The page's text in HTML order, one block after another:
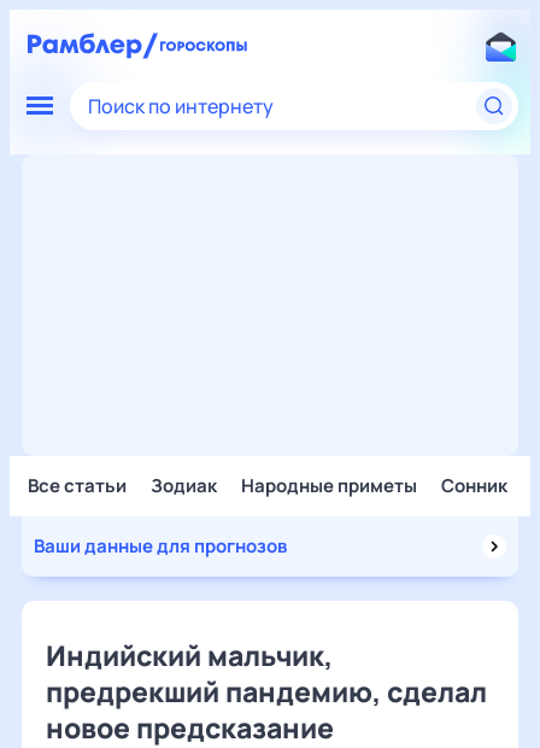
Поиск по интернету
Все статьи Зодиак Народные приметы Сонник
Ваши данные для прогнозов
Индийский мальчик,
предрекший пандемию, сделал
новое предсказание